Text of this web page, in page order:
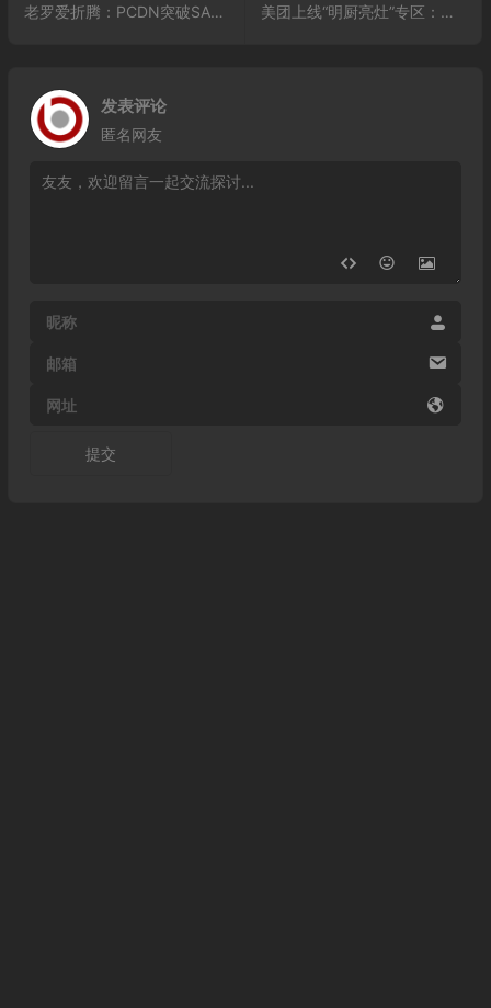
老罗爱折腾：PCDN突破SA板卡限制突破技术参考笔记
美团上线“明厨亮灶”专区：鼓励外卖商家直播后厨，提供设备和安装补贴
发表评论
匿名网友
昵称
邮箱
网址
提交